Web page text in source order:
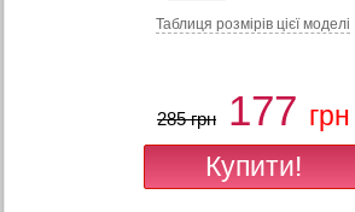
Таблиця розмiрiв цiєї моделi
285 грн 177 грн